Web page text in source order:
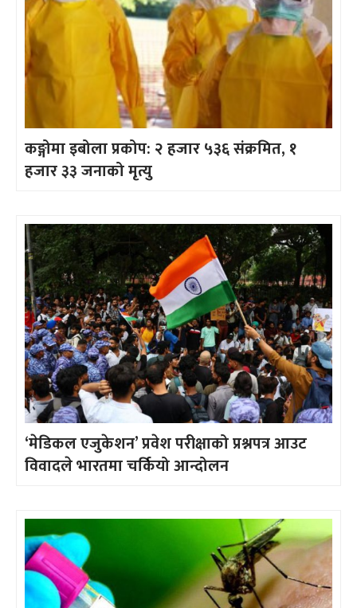
कङ्गोमा इबोला प्रकोप: २ हजार ५३६ संक्रमित, १
हजार ३३ जनाको मृत्यु
‘मेडिकल एजुकेशन’ प्रवेश परीक्षाको प्रश्नपत्र आउट
विवादले भारतमा चर्कियो आन्दोलन